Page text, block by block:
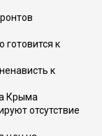
готовится к
к
Крыма
отсутствие